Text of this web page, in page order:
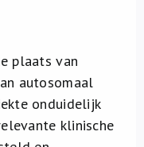
plaats van
autosomaal
onduidelijk
klinische